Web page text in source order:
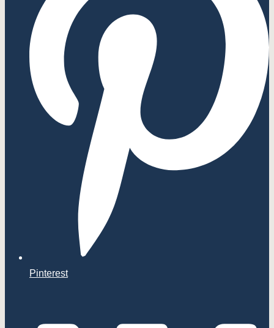
Pinterest